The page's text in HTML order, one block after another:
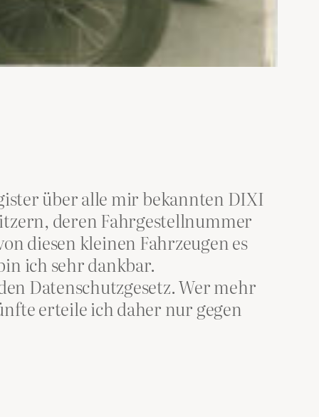
über alle mir bekannten DIXI
deren Fahrgestellnummer
diesen kleinen Fahrzeugen es
ich sehr dankbar.
Datenschutzgesetz. Wer mehr
erteile ich daher nur gegen